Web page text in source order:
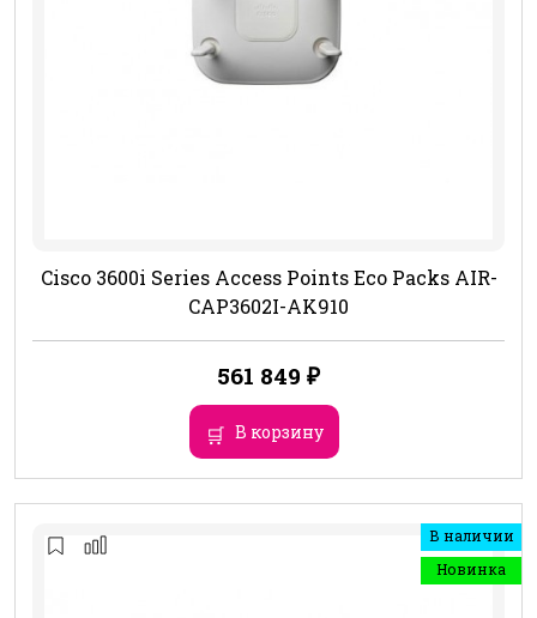
Cisco 3600i Series Access Points Eco Packs AIR-
CAP3602I-AK910
561 849 ₽
В корзину
В наличии
Новинка